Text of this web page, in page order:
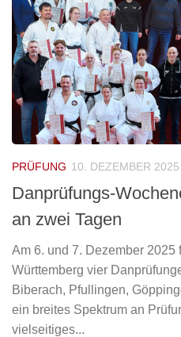
PRÜFUNG 10. DEZEMBER 2025
Danprüfungs-
an zwei Tagen
Am 6. und 7. Dezember 2025
Württemberg vier
Biberach, Pfullingen,
ein breites Spektrum an
vielseitiges...